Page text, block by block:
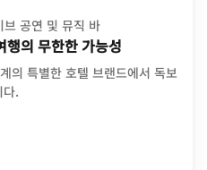
공연 및 뮤직 바
행의 무한한 가능성
의 특별한 호텔 브랜드에서 독보
.